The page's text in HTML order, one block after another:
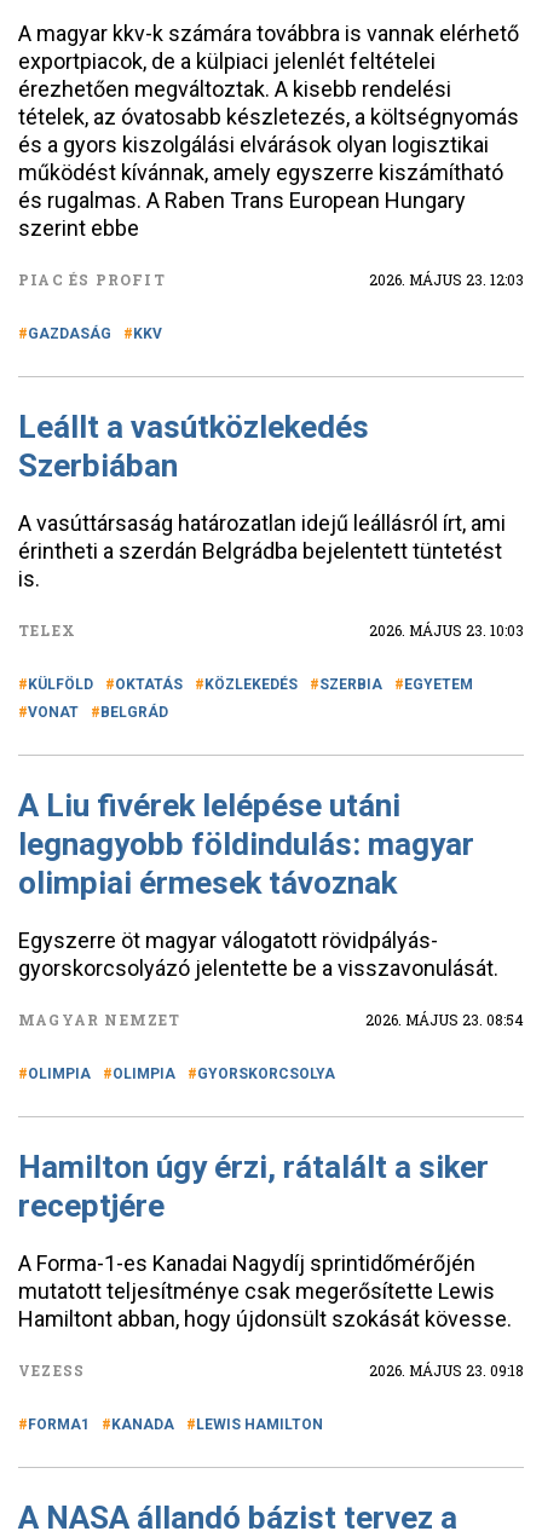
A magyar kkv-k számára továbbra is vannak elérhető
exportpiacok, de a külpiaci jelenlét feltételei
érezhetően megváltoztak. A kisebb rendelési
tételek, az óvatosabb készletezés, a költségnyomás
és a gyors kiszolgálási elvárások olyan logisztikai
működést kívánnak, amely egyszerre kiszámítható
és rugalmas. A Raben Trans European Hungary
szerint ebbe
PIAC ÉS PROFIT 2026. MÁJUS 23. 12:03
GAZDASÁG KKV
Leállt a vasútközlekedés
Szerbiában
A vasúttársaság határozatlan idejű leállásról írt, ami
érintheti a szerdán Belgrádba bejelentett tüntetést
is.
TELEX 2026. MÁJUS 23. 10:03
KÜLFÖLD OKTATÁS KÖZLEKEDÉS SZERBIA
EGYETEM
VONAT
BELGRÁD
A Liu fivérek lelépése utáni
legnagyobb földindulás: magyar
olimpiai érmesek távoznak
Egyszerre öt magyar válogatott rövidpályás-
gyorskorcsolyázó jelentette be a visszavonulását.
MAGYAR NEMZET 2026. MÁJUS 23. 08:54
OLIMPIA OLIMPIA GYORSKORCSOLYA
Hamilton úgy érzi, rátalált a siker
receptjére
A Forma-1-es Kanadai Nagydíj sprintidőmérőjén
mutatott teljesítménye csak megerősítette Lewis
Hamiltont abban, hogy újdonsült szokását kövesse.
VEZESS 2026. MÁJUS 23. 09:18
FORMA1 KANADA LEWIS HAMILTON
A NASA állandó bázist tervez a